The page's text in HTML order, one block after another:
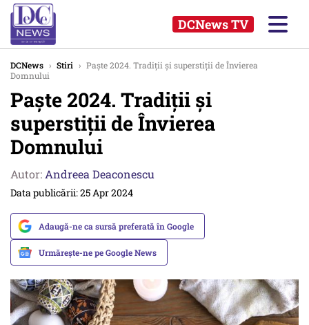
DCNews TV
DCNews › Stiri › Paște 2024. Tradiții și superstiții de Învierea
Domnului
Paște 2024. Tradiții și
superstiții de Învierea
Domnului
Autor: Andreea Deaconescu
Data publicării: 25 Apr 2024
Adaugă-ne ca sursă preferată în Google
Urmărește-ne pe Google News